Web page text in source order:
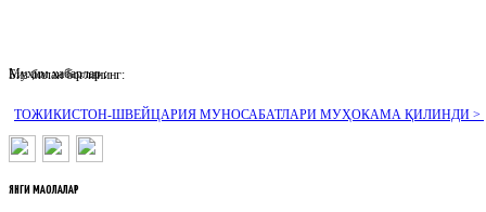
Муҳим хабарлар :
ТОЖИКИСТОН-ШВЕЙЦАРИЯ МУНОСАБАТЛАРИ МУҲОКАМА ҚИЛИНДИ >
Биз билан боғланинг:
ЯНГИ МАҚОЛАЛАР